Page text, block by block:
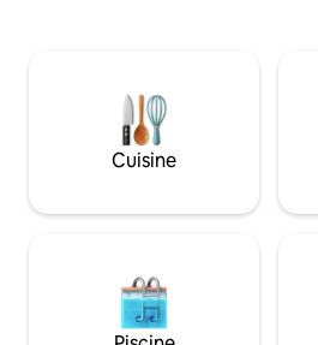
tout en conservant l’esprit créole,
dispose de nombreux équipements.
Cuisine